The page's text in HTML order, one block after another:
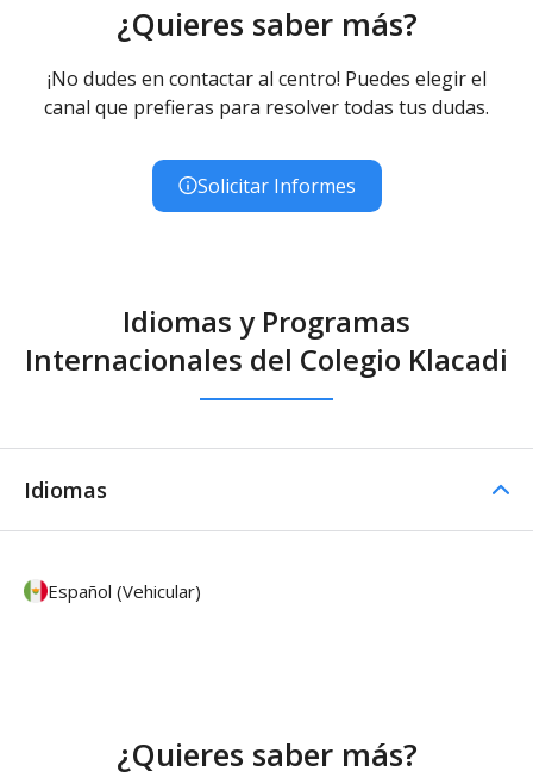
¿Quieres saber más?
¡No dudes en contactar al centro! Puedes elegir el
canal que prefieras para resolver todas tus dudas.
Solicitar Informes
Idiomas y Programas
Internacionales del Colegio Klacadi
Idiomas
Español (Vehicular)
¿Quieres saber más?